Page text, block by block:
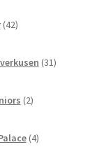
42izdelkov
31izdelkov
2izdelka
4izdelki